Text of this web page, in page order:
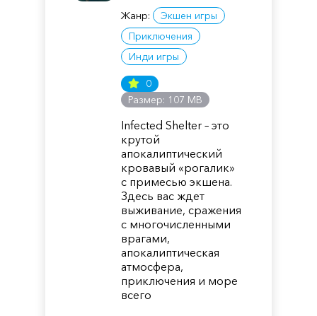
Жанр:
Экшен игры
Приключения
Инди игры
0
Размер: 107 MB
Infected Shelter – это
крутой
апокалиптический
кровавый «рогалик»
с примесью экшена.
Здесь вас ждет
выживание, сражения
с многочисленными
врагами,
апокалиптическая
атмосфера,
приключения и море
всего